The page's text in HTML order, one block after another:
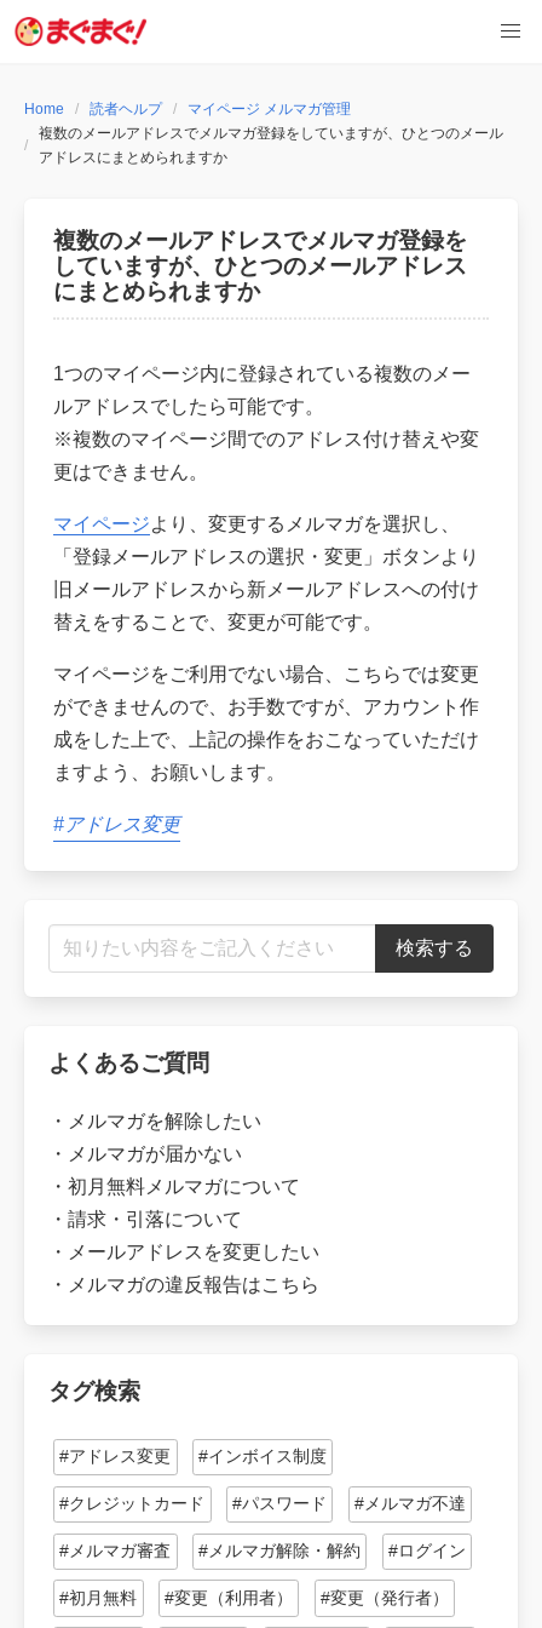
Skip
Home 読者ヘルプ
マイページ メルマガ管理
複数のメールアドレスでメルマガ登録をしていますが、ひとつのメール
アドレスにまとめられますか
複数のメールアドレスでメルマガ登録を
していますが、ひとつのメールアドレス
にまとめられますか
1つのマイページ内に登録されている複数のメー
ルアドレスでしたら可能です。
※複数のマイページ間でのアドレス付け替えや変
更はできません。
マイページより、変更するメルマガを選択し、
「登録メールアドレスの選択・変更」ボタンより
旧メールアドレスから新メールアドレスへの付け
替えをすることで、変更が可能です。
マイページをご利用でない場合、こちらでは変更
ができませんので、お手数ですが、アカウント作
成をした上で、上記の操作をおこなっていただけ
ますよう、お願いします。
#アドレス変更
よくあるご質問
・ メルマガを解除したい
・ メルマガが届かない
・ 初月無料メルマガについて
・ 請求・引落について
・ メールアドレスを変更したい
・ メルマガの違反報告はこちら
タグ検索
#アドレス変更 #インボイス制度
#クレジットカード #パスワード #メルマガ不達
#メルマガ審査 #メルマガ解除・解約 #ログイン
#初月無料 #変更（利用者） #変更（発行者）